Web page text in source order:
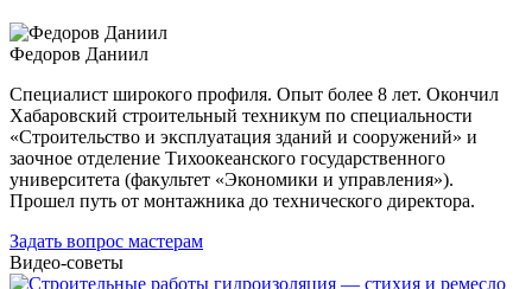
Федоров Даниил
Специалист широкого профиля. Опыт более 8 лет. Окончил
Хабаровский строительный техникум по специальности
«Строительство и эксплуатация зданий и сооружений» и
заочное отделение Тихоокеанского государственного
университета (факультет «Экономики и управления»).
Прошел путь от монтажника до технического директора.
Задать вопрос мастерам
Видео-советы